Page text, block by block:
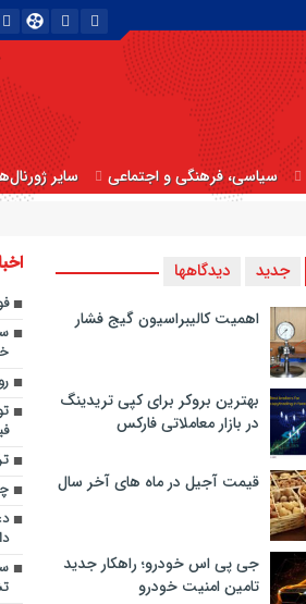
سیاسی، فرهنگی و اجتماعی سایر
جدید دیدگاهها
اهمیت کالیبراسیون گیج فشار
بهترین بروکر برای کپی‌ تریدینگ
در بازار معاملاتی فارکس
قیمت آجیل در ماه های آخر سال
جی پی اس خودرو؛ راهکار جدید
تامین امنیت خودرو